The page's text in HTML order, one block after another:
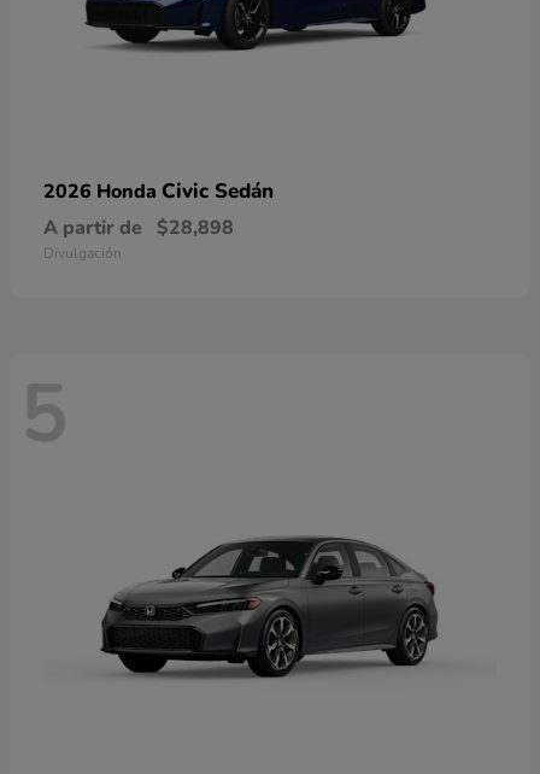
2026 Honda Civic Sedán
A partir de $28,898
Divulgación
5